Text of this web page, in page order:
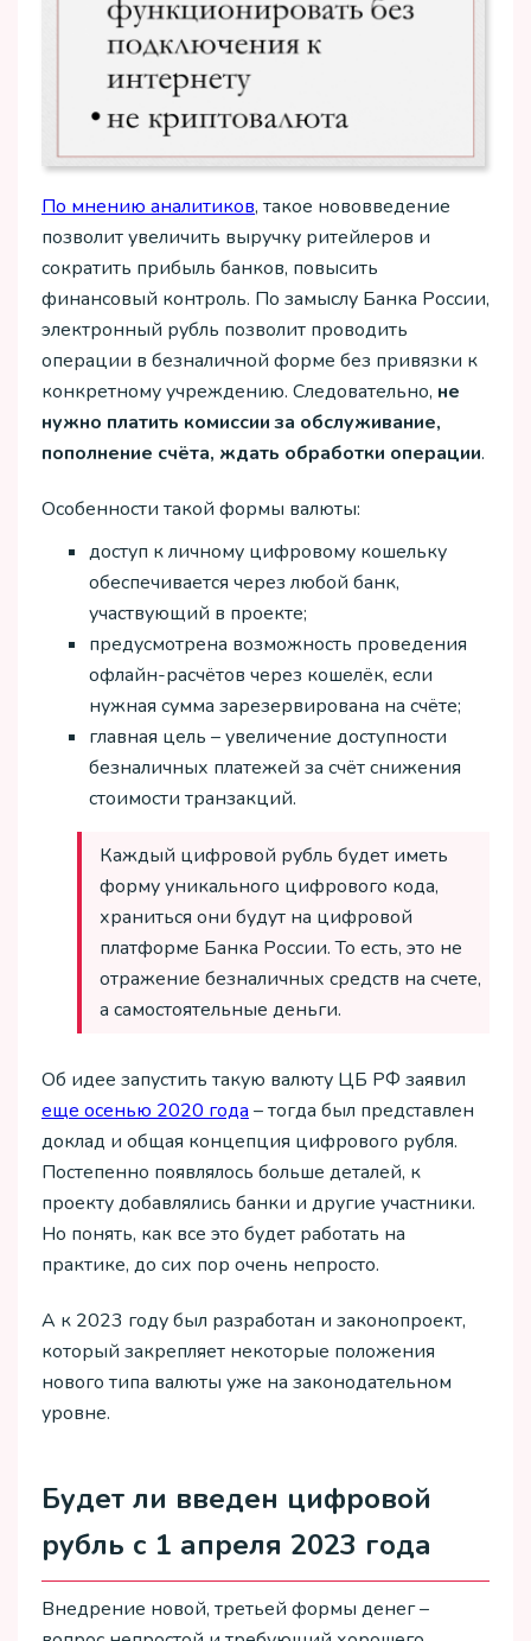
По мнению аналитиков, такое нововведение
позволит увеличить выручку ритейлеров и
сократить прибыль банков, повысить
финансовый контроль. По замыслу Банка России,
электронный рубль позволит проводить
операции в безналичной форме без привязки к
конкретному учреждению. Следовательно, не
нужно платить комиссии за обслуживание,
пополнение счёта, ждать обработки операции.
Особенности такой формы валюты:
доступ к личному цифровому кошельку
обеспечивается через любой банк,
участвующий в проекте;
предусмотрена возможность проведения
офлайн-расчётов через кошелёк, если
нужная сумма зарезервирована на счёте;
главная цель – увеличение доступности
безналичных платежей за счёт снижения
стоимости транзакций.
Каждый цифровой рубль будет иметь
форму уникального цифрового кода,
храниться они будут на цифровой
платформе Банка России. То есть, это не
отражение безналичных средств на счете,
а самостоятельные деньги.
Об идее запустить такую валюту ЦБ РФ заявил
еще осенью 2020 года – тогда был представлен
доклад и общая концепция цифрового рубля.
Постепенно появлялось больше деталей, к
проекту добавлялись банки и другие участники.
Но понять, как все это будет работать на
практике, до сих пор очень непросто.
А к 2023 году был разработан и законопроект,
который закрепляет некоторые положения
нового типа валюты уже на законодательном
уровне.
Будет ли введен цифровой
рубль с 1 апреля 2023 года
Внедрение новой, третьей формы денег –